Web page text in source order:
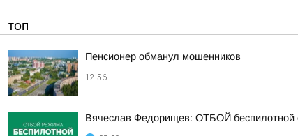
ТОП
Пенсионер обманул мошенников
12:56
Вячеслав Федорищев: ОТБОЙ беспилотной